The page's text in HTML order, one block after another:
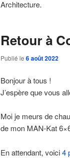
Architecture.
Retour à
Publié le 6 août 2022
Bonjour à tous !
J’espère que vous
Moi je meurs de
de mon MAN-Kat
En attendant, voici4